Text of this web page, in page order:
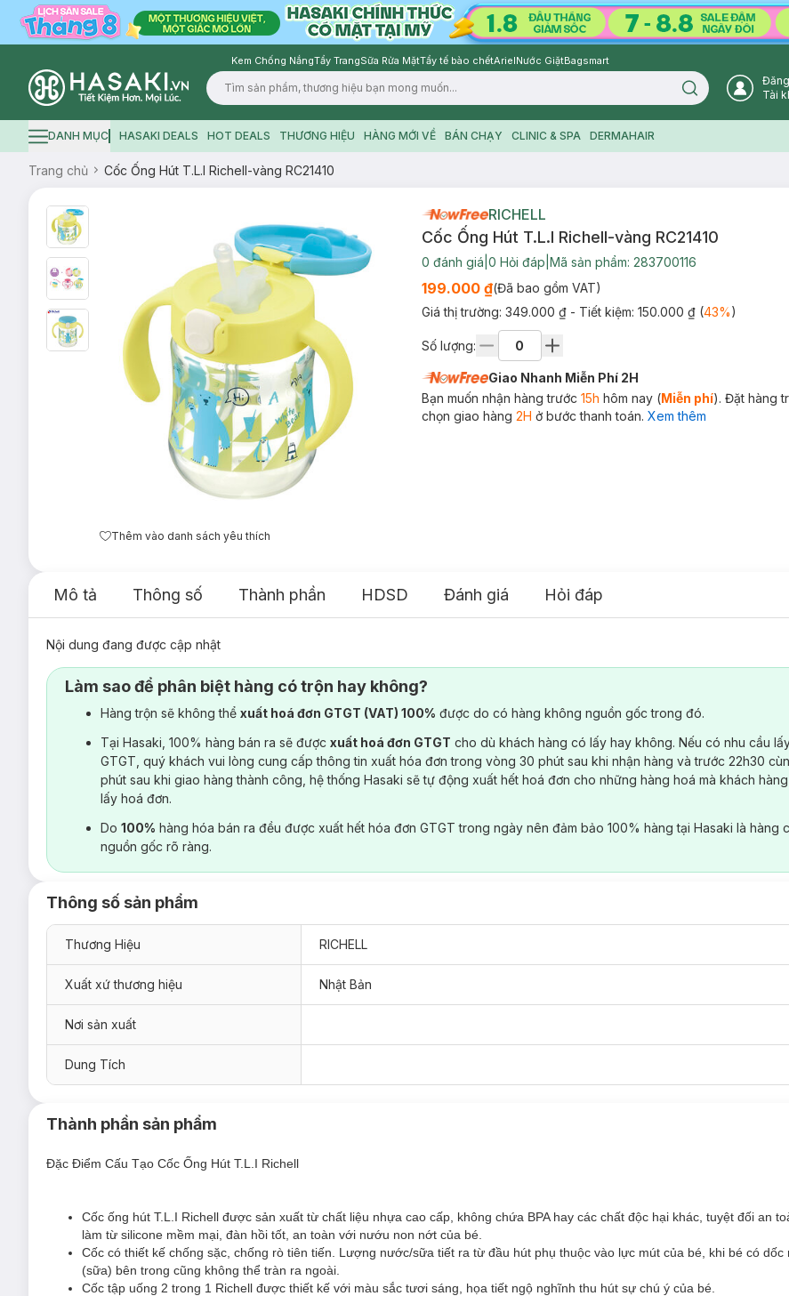
Kem Chống NắngTẩy TrangSữa Rửa MặtTẩy tế bào chếtArielNước GiặtBagsmart
Logo
Search icon
Tài
Hamburger icon
DANH MỤC HASAKI DEALS HOT DEALS THƯƠNG HIỆU HÀNG MỚI VỀ BÁN CHẠY CLINIC & SPA DERMAHAIR
Trang chủ Cốc Ống Hút T.L.I Richell-vàng RC21410
Thêm vào danh sách yêu thích
RICHELL
Cốc Ống Hút T.L.I Richell-vàng RC21410
0 đánh giá 0 Hỏi đáp Mã sản phẩm: 283700116
199.000 ₫(Đã bao gồm VAT)
Giá thị trường: 349.000 ₫ - Tiết kiệm: 150.000 ₫(43%)
Số lượng:
Giao Nhanh Miễn Phí 2H
Bạn muốn nhận hàng trước 15h hôm nay (Miễn phí). Đặt hàng
chọn giao hàng 2H ở bước thanh toán. Xem thêm
Mô tả Thông số Thành phần HDSD Đánh giá Hỏi đáp
Nội dung đang được cập nhật
Làm sao để phân biệt hàng có trộn hay không?
Hàng trộn sẽ không thể xuất hoá đơn GTGT (VAT) 100% được do có hàng không nguồn gốc trong đó.
Tại Hasaki, 100% hàng bán ra sẽ được xuất hoá đơn GTGT cho dù khách hàng có lấy hay không. Nếu có nhu cầu
GTGT, quý khách vui lòng cung cấp thông tin xuất hóa đơn trong vòng 30 phút sau khi nhận hàng và trước 22h30
phút sau khi giao hàng thành công, hệ thống Hasaki sẽ tự động xuất hết hoá đơn cho những hàng hoá mà khách
lấy hoá đơn.
Do 100% hàng hóa bán ra đều được xuất hết hóa đơn GTGT trong ngày nên đảm bảo 100% hàng tại Hasaki là hàng
nguồn gốc rõ ràng.
Thông số sản phẩm
Thương Hiệu RICHELL
Xuất xứ thương hiệu Nhật Bản
Nơi sản xuất
Dung Tích
Thành phần sản phẩm
Đặc Điểm Cấu Tạo Cốc Ống Hút T.L.I Richell
Cốc ống hút T.L.I Richell được sản xuất từ chất liệu nhựa cao cấp , không chứa BPA hay các chất độc hại khác, tuyệt đối an
làm từ silicone mềm mại, đàn hồi tốt, an toàn với nướu non nớt của bé.
Cốc có thiết kế chống sặc, chống rò tiên tiến. Lượng nước/sữa tiết ra từ đầu hút phụ thuộc vào lực mút của bé, khi bé có
(sữa) bên trong cũng không thể tràn ra ngoài.
Cốc tập uống 2 trong 1 Richell được thiết kế với màu sắc tươi sáng , họa tiết ngộ nghĩnh thu hút sự chú ý của bé.